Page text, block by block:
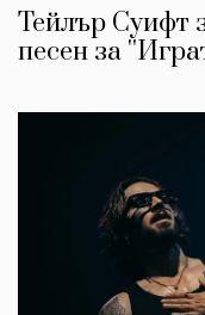
Тейлър Суифт
песен за